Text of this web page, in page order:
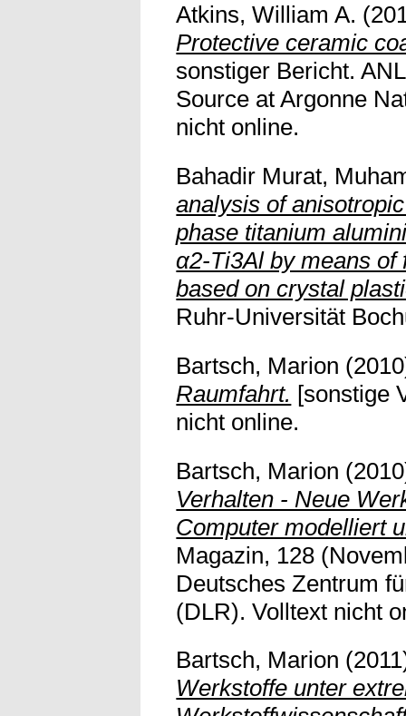
Atkins, William A.
Protective ceramic
sonstiger Bericht.
Source at Argonne
nicht online.
Bahadir Murat,
analysis of
phase titanium
α2-Ti3Al by means
based on crystal
Ruhr-Universität
Bartsch, Marion
Raumfahrt. [sonstige
nicht online.
Bartsch, Marion
Verhalten - Neue
Computer modelliert
Magazin, 128
Deutsches Zentrum
(DLR). Volltext nicht
Bartsch, Marion
Werkstoffe unter